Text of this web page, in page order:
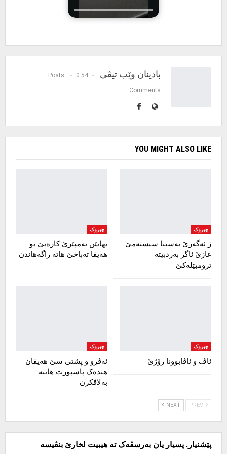
بادینان وێب تیڤی 54 Posts
0
Comments
YOU MIGHT ALSO LIKE
چیروک
ژ ئەگەرێ بەستنا سیستەمێ
غازێ ئاگر بەردبیتە
ترومبێلەکێ
چیروک
بهایێن ئەمپێرێ کارەبێ بو
هەیڤا تەباخێ هاتە راگەهاندن
چیروک
ئاڤ و ئاڤابوونا رۆژێ
چیروک
ئەڤرو و پشتی سێ هەیڤان
هندەک پاسپورت هاتنە
بەلاڤکرن
PREV
NEXT
پێشنیار. پسیار یان بەرسڤەک تە هیبیت لخارێ بنڤیسە